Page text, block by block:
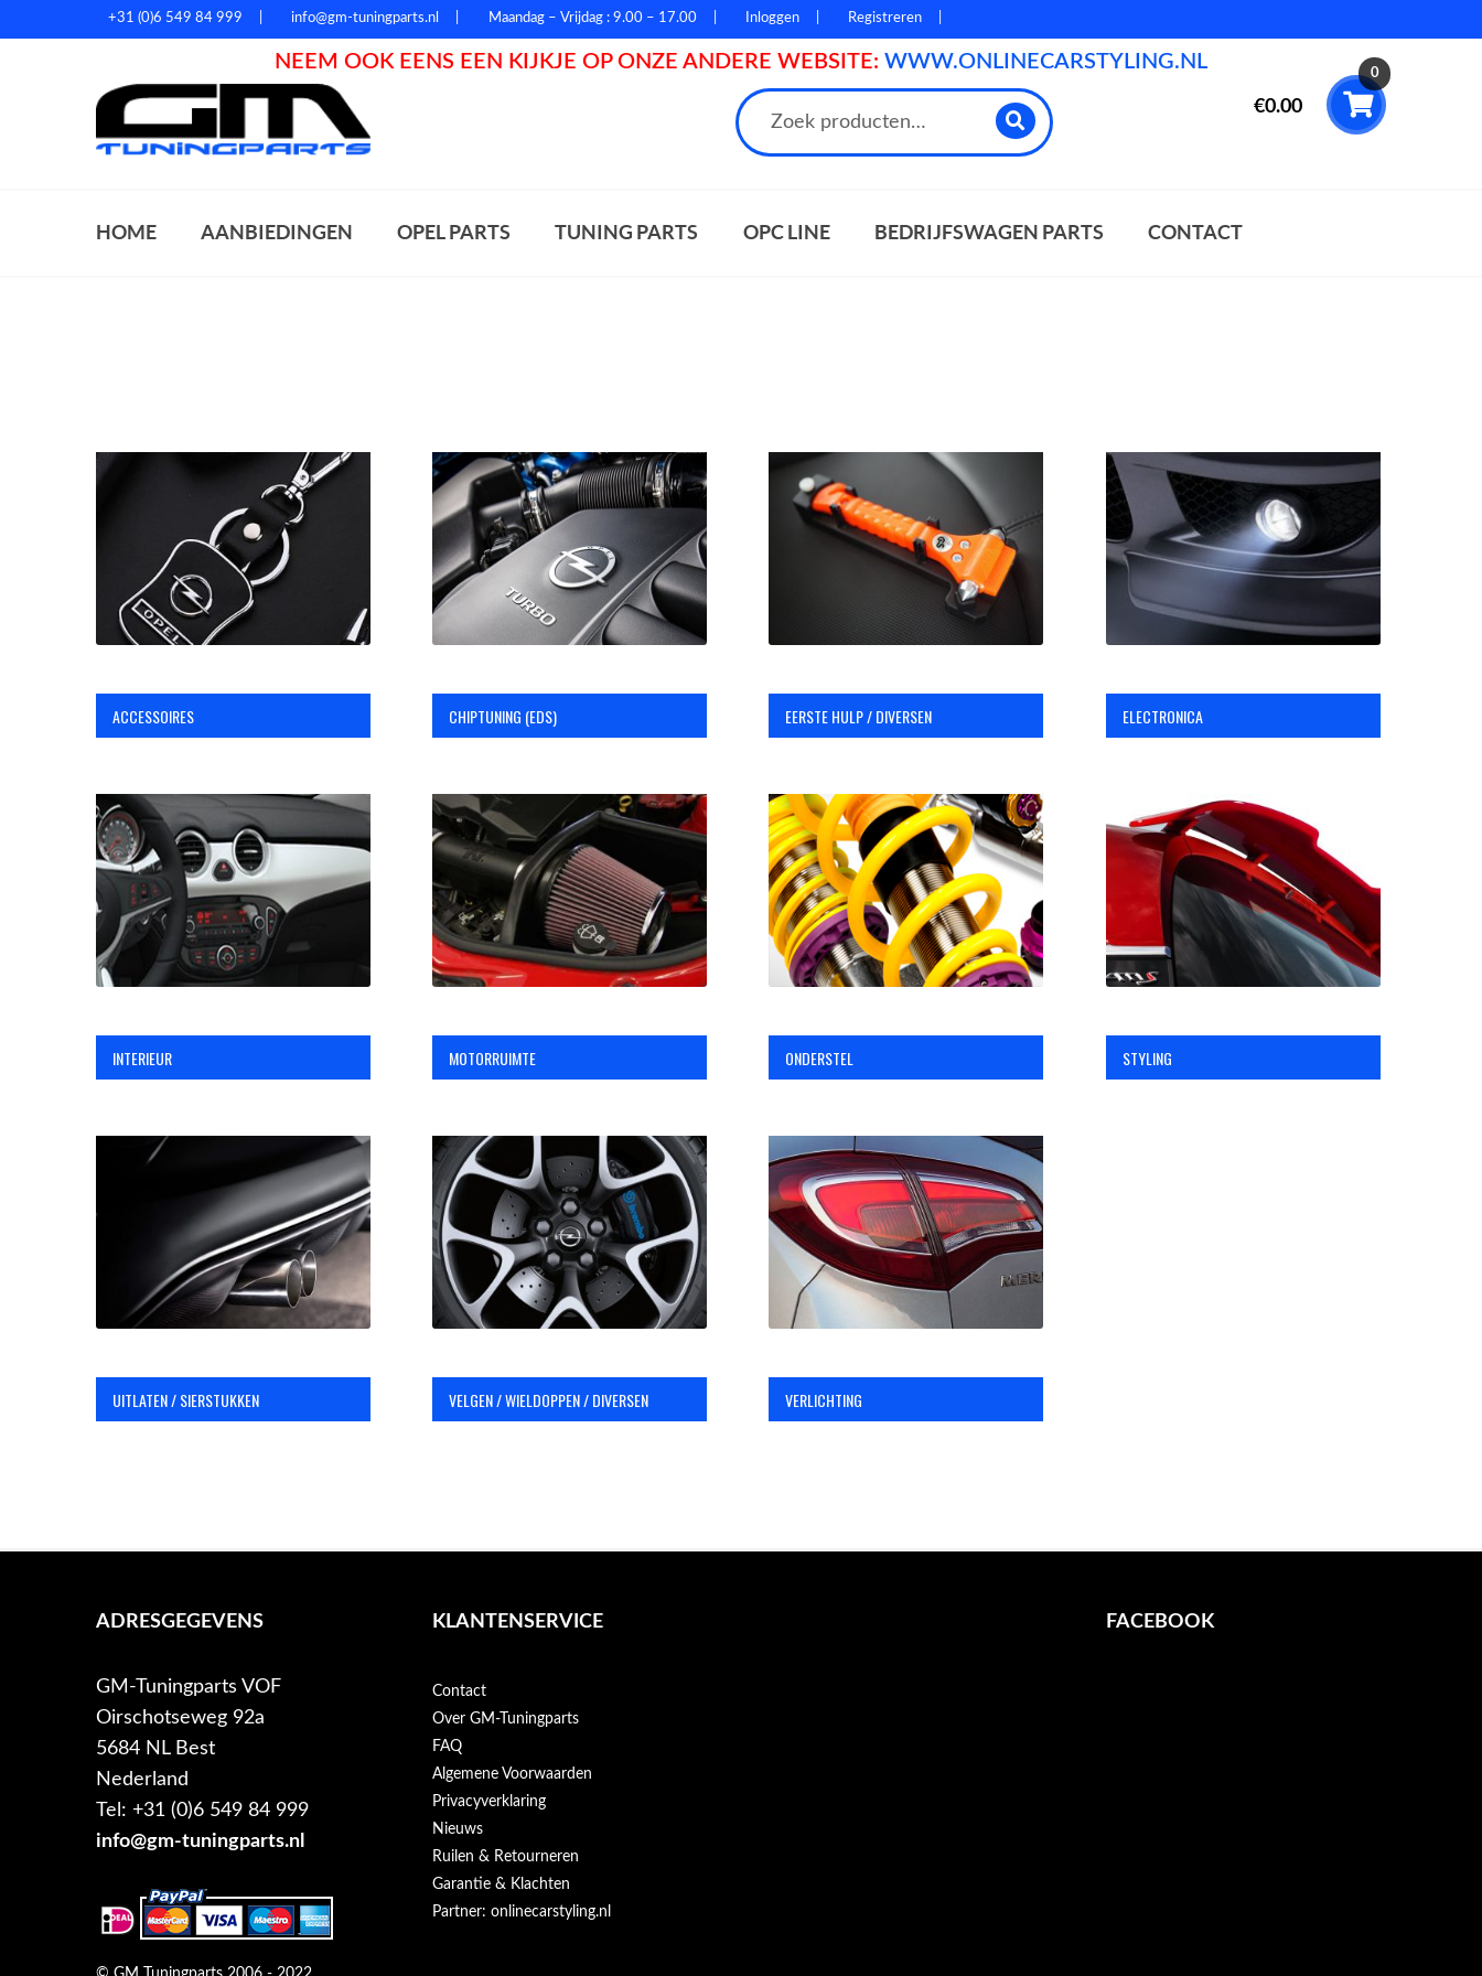
+31 (0)6 549 84 999 info@gm-tuningparts.nl Maandag – Vrijdag : 9.00 – 17.00 Inloggen Registreren
NEEM OOK EENS EEN KIJKJE OP ONZE ANDERE WEBSITE: WWW.ONLINECARSTYLING.NL
€0.00
0
HOME AANBIEDINGEN OPEL PARTS TUNING PARTS OPC LINE BEDRIJFSWAGEN PARTS CONTACT
ACCESSOIRES CHIPTUNING (EDS) EERSTE HULP / DIVERSEN ELECTRONICA
INTERIEUR MOTORRUIMTE ONDERSTEL STYLING
UITLATEN / SIERSTUKKEN VELGEN / WIELDOPPEN / DIVERSEN VERLICHTING
ADRESGEGEVENS
GM-Tuningparts VOF
Oirschotseweg 92a
5684 NL Best
Nederland
Tel: +31 (0)6 549 84 999
info@gm-tuningparts.nl
KLANTENSERVICE
Contact
Over GM-Tuningparts
FAQ
Algemene Voorwaarden
Privacyverklaring
Nieuws
Ruilen & Retourneren
Garantie & Klachten
Partner: onlinecarstyling.nl
FACEBOOK